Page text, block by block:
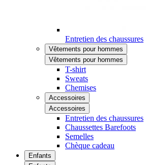
Entretien des chaussures
Vêtements pour hommes
Vêtements pour hommes
T-shirt
Sweats
Chemises
Accessoires
Accessoires
Entretien des chaussures
Chaussettes Barefoots
Semelles
Chèque cadeau
Enfants